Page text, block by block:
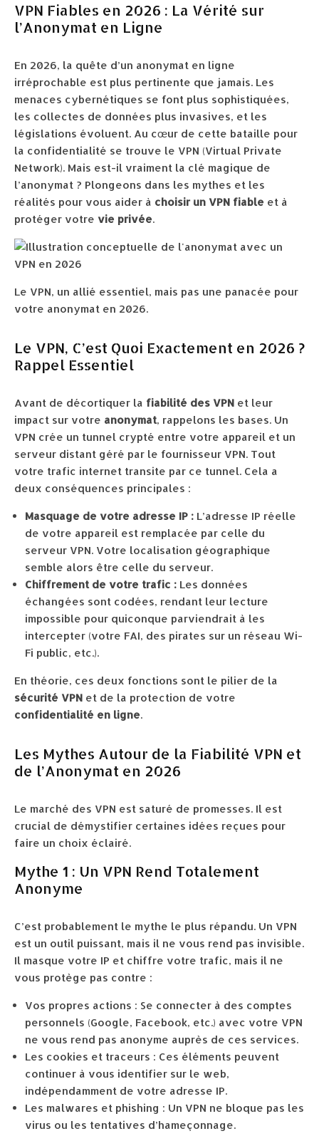
VPN Fiables en 2026 : La Vérité sur
l’Anonymat en Ligne
En 2026, la quête d’un anonymat en ligne
irréprochable est plus pertinente que jamais. Les
menaces cybernétiques se font plus sophistiquées,
les collectes de données plus invasives, et les
législations évoluent. Au cœur de cette bataille pour
la confidentialité se trouve le VPN (Virtual Private
Network). Mais est-il vraiment la clé magique de
l’anonymat ? Plongeons dans les mythes et les
réalités pour vous aider à choisir un VPN fiable et à
protéger votre vie privée.
Le VPN, un allié essentiel, mais pas une panacée pour
votre anonymat en 2026.
Le VPN, C’est Quoi Exactement en 2026 ?
Rappel Essentiel
Avant de décortiquer la fiabilité des VPN et leur
impact sur votre anonymat, rappelons les bases. Un
VPN crée un tunnel crypté entre votre appareil et un
serveur distant géré par le fournisseur VPN. Tout
votre trafic internet transite par ce tunnel. Cela a
deux conséquences principales :
Masquage de votre adresse IP : L’adresse IP réelle
de votre appareil est remplacée par celle du
serveur VPN. Votre localisation géographique
semble alors être celle du serveur.
Chiffrement de votre trafic : Les données
échangées sont codées, rendant leur lecture
impossible pour quiconque parviendrait à les
intercepter (votre FAI, des pirates sur un réseau Wi-
Fi public, etc.).
En théorie, ces deux fonctions sont le pilier de la
sécurité VPN et de la protection de votre
confidentialité en ligne.
Les Mythes Autour de la Fiabilité VPN et
de l’Anonymat en 2026
Le marché des VPN est saturé de promesses. Il est
crucial de démystifier certaines idées reçues pour
faire un choix éclairé.
Mythe 1 : Un VPN Rend Totalement
Anonyme
C’est probablement le mythe le plus répandu. Un VPN
est un outil puissant, mais il ne vous rend pas invisible.
Il masque votre IP et chiffre votre trafic, mais il ne
vous protège pas contre :
Vos propres actions : Se connecter à des comptes
personnels (Google, Facebook, etc.) avec votre VPN
ne vous rend pas anonyme auprès de ces services.
Les cookies et traceurs : Ces éléments peuvent
continuer à vous identifier sur le web,
indépendamment de votre adresse IP.
Les malwares et phishing : Un VPN ne bloque pas les
virus ou les tentatives d’hameçonnage.